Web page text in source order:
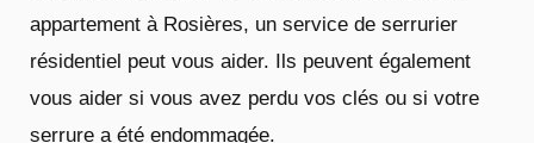
appartement à Rosières, un service de serrurier
résidentiel peut vous aider. Ils peuvent également
vous aider si vous avez perdu vos clés ou si votre
serrure a été endommagée.